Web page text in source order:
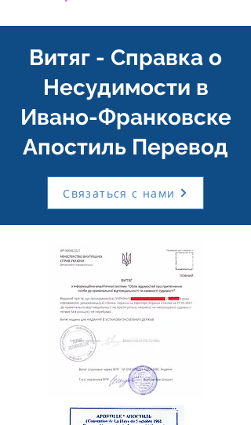
Витяг - Справка о
Несудимости в
Ивано-Франковске
Апостиль Перевод
Связаться с нами
НАШИ
ПРЕИМУЩЕСТВА
Более 10 лет на рынке
Мы накопили значительный опыт
работы на рынке юридических услуг